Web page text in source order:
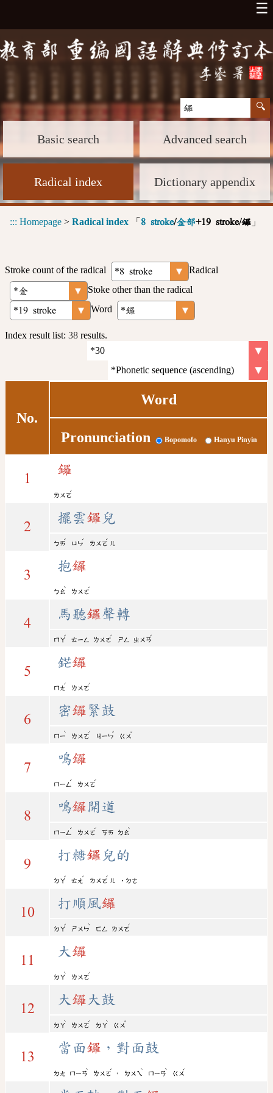
☰
Basic search Advanced search
Radical index Dictionary appendix
::: Homepage > Radical index 「 8 stroke/金部+19 stroke/鑼 」
Stroke count of the radical
Radical
Stoke other than the radical
Word
Index result list: 38 results.
No.
Word
Pronunciation Bopomofo Hanyu Pinyin
1
鑼
ㄌㄨㄛ
ˊ
2
擺雲鑼 兒
ㄅㄞ
ˇ
ㄩㄣ
ˊ
ㄌㄨㄛ
ˊ
ㄦ
3
抱鑼
ㄅㄠ
ˋ
ㄌㄨㄛ
ˊ
4
馬聽鑼聲轉
ㄇㄚ
ˇ
ㄊㄧㄥ ㄌㄨㄛ
ˊ
ㄕㄥ ㄓㄨㄢ
ˇ
5
鋩鑼
ㄇㄤ
ˊ
ㄌㄨㄛ
ˊ
6
密鑼 緊鼓
ㄇㄧ
ˋ
ㄌㄨㄛ
ˊ
ㄐㄧㄣ
ˇ
ㄍㄨ
ˇ
7
鳴鑼
ㄇㄧㄥ
ˊ
ㄌㄨㄛ
ˊ
8
鳴鑼開道
ㄇㄧㄥ
ˊ
ㄌㄨㄛ
ˊ
ㄎㄞ ㄉㄠ
ˋ
9
打糖鑼 兒的
ㄉㄚ
ˇ
ㄊㄤ
ˊ
ㄌㄨㄛ
ˊ
ㄦ ˙ㄉㄜ
10
打順風鑼
ㄉㄚ
ˇ
ㄕㄨㄣ
ˋ
ㄈㄥ ㄌㄨㄛ
ˊ
11
大鑼
ㄉㄚ
ˋ
ㄌㄨㄛ
ˊ
12
大鑼 大鼓
ㄉㄚ
ˋ
ㄌㄨㄛ
ˊ
ㄉㄚ
ˋ
ㄍㄨ
ˇ
13
當面鑼 ，對面鼓
ㄉㄤ ㄇㄧㄢ
ˋ
ㄌㄨㄛ
ˊ
， ㄉㄨㄟ
ˋ
ㄇㄧㄢ
ˋ
ㄍㄨ
ˇ